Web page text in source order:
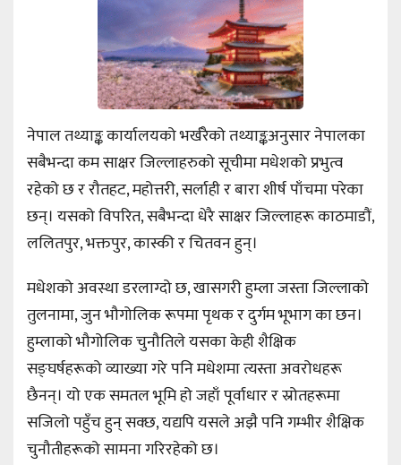
नेपाल तथ्याङ्क कार्यालयको भर्खरैको तथ्याङ्कअनुसार नेपालका
सबैभन्दा कम साक्षर जिल्लाहरुको सूचीमा मधेशको प्रभुत्व
रहेको छ र रौतहट, महोत्तरी, सर्लाही र बारा शीर्ष पाँचमा परेका
छन्। यसको विपरित, सबैभन्दा धेरै साक्षर जिल्लाहरू काठमाडौं,
ललितपुर, भक्तपुर, कास्की र चितवन हुन्।
मधेशको अवस्था डरलाग्दो छ, खासगरी हुम्ला जस्ता जिल्लाको
तुलनामा, जुन भौगोलिक रूपमा पृथक र दुर्गम भूभाग का छन।
हुम्लाको भौगोलिक चुनौतिले यसका केही शैक्षिक
सङ्घर्षहरूको व्याख्या गरे पनि मधेशमा त्यस्ता अवरोधहरू
छैनन्। यो एक समतल भूमि हो जहाँ पूर्वाधार र स्रोतहरूमा
सजिलो पहुँच हुन् सक्छ, यद्यपि यसले अझै पनि गम्भीर शैक्षिक
चुनौतीहरूको सामना गरिरहेको छ।